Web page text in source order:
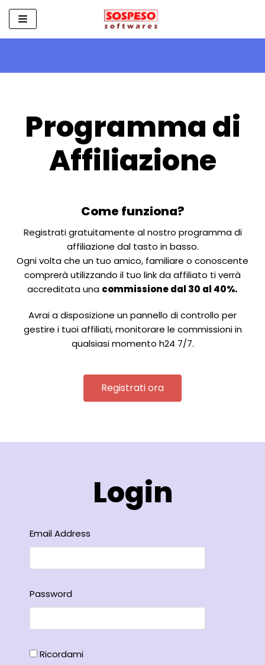
Vai
Programma di
Affiliazione
Come funziona?
Registrati gratuitamente al nostro programma di
affiliazione dal tasto in basso.
Ogni volta che un tuo amico, familiare o conoscente
comprerà utilizzando il tuo link da affiliato ti verrà
accreditata una commissione dal 30 al 40%.
Avrai a disposizione un pannello di controllo per
gestire i tuoi affiliati, monitorare le commissioni in
qualsiasi momento h24 7/7.
Registrati ora
Login
Email Address
Password
Ricordami